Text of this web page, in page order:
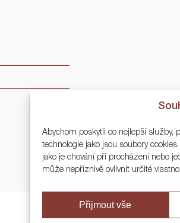
Abychom poskytli co nejlepší služby,
technologie jako jsou soubory
jako je chování při procházení nebo
může nepříznivě ovlivnit určité
Přijmout vše